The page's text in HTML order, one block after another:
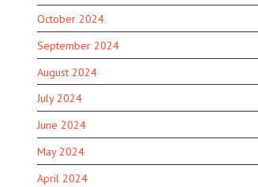
October 2024
September 2024
August 2024
July 2024
June 2024
May 2024
April 2024